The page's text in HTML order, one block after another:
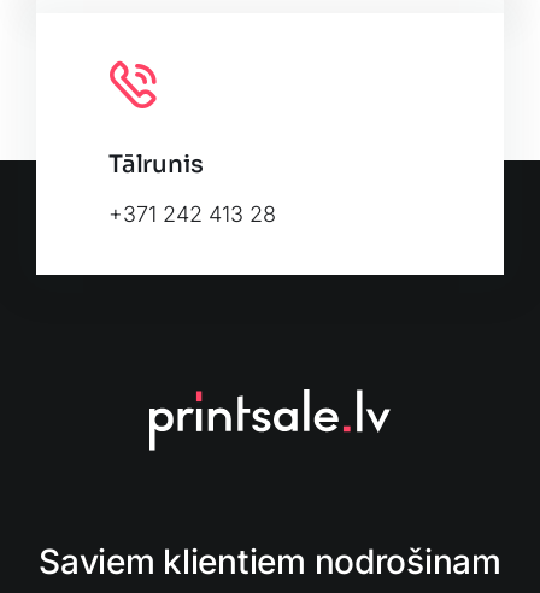
Tālrunis
+371 242 413 28
Saviem klientiem nodrošinam